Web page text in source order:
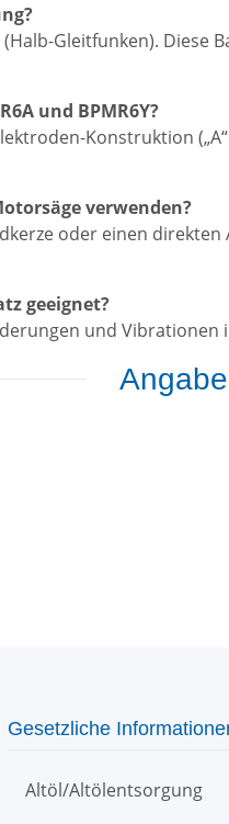
Gleitfunken).
und BPMR6Y?
Konstruktion
verwenden?
oder einen
geeignet?
und
Gesetzliche
Altöl/Altölentsorgung